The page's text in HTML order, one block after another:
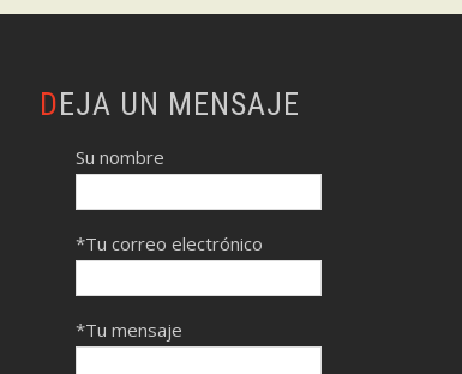
DEJA UN MENSAJE
Su nombre
*Tu correo electrónico
*Tu mensaje